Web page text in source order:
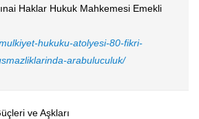
Haklar Hukuk Mahkemesi Emekli
hukuku-atolyesi-80-fikri-
arabuluculuk/
ve Aşkları